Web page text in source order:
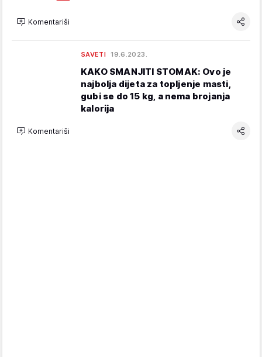
Komentariši
SAVETI 19.6.2023.
KAKO SMANJITI STOMAK: Ovo je
najbolja dijeta za topljenje masti,
gubi se do 15 kg, a nema brojanja
kalorija
Komentariši